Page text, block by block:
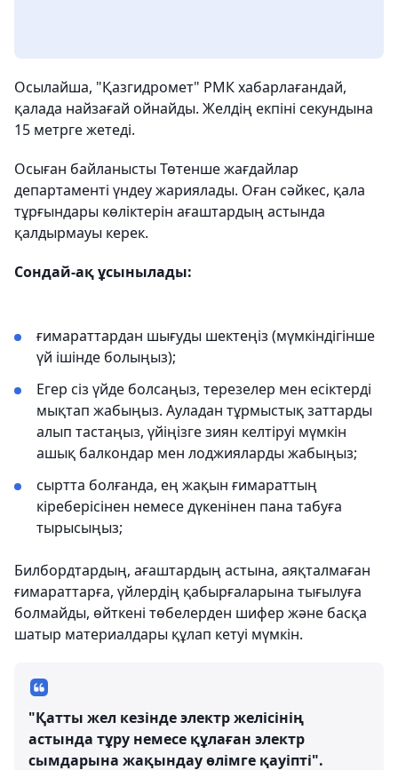
Осылайша, "Қазгидромет" РМК хабарлағандай,
қалада найзағай ойнайды. Желдің екпіні секундына
15 метрге жетеді.
Осыған байланысты Төтенше жағдайлар
департаменті үндеу жариялады. Оған сәйкес, қала
тұрғындары көліктерін ағаштардың астында
қалдырмауы керек.
Сондай-ақ ұсынылады:
ғимараттардан шығуды шектеңіз (мүмкіндігінше
үй ішінде болыңыз);
Егер сіз үйде болсаңыз, терезелер мен есіктерді
мықтап жабыңыз. Ауладан тұрмыстық заттарды
алып тастаңыз, үйіңізге зиян келтіруі мүмкін
ашық балкондар мен лоджияларды жабыңыз;
сыртта болғанда, ең жақын ғимараттың
кіреберісінен немесе дүкенінен пана табуға
тырысыңыз;
Билбордтардың, ағаштардың астына, аяқталмаған
ғимараттарға, үйлердің қабырғаларына тығылуға
болмайды, өйткені төбелерден шифер және басқа
шатыр материалдары құлап кетуі мүмкін.
"Қатты жел кезінде электр желісінің
астында тұру немесе құлаған электр
сымдарына жақындау өлімге қауіпті".